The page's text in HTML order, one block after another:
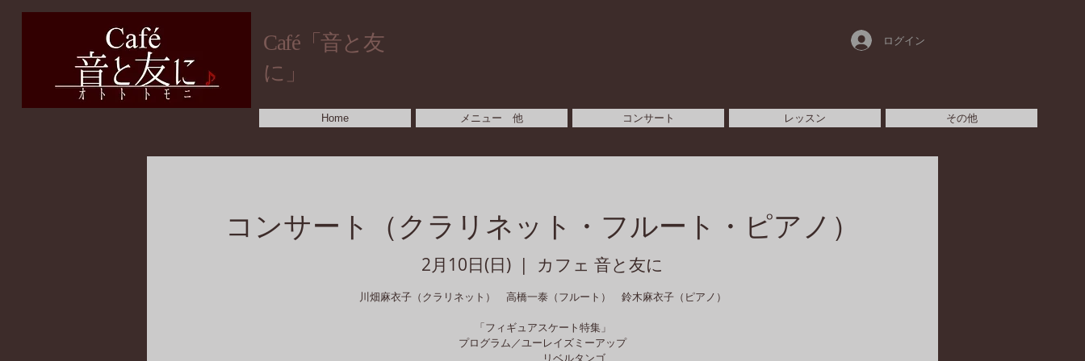
​Café「音と友
に」
ログイン
Home メニュー 他 コンサート レッスン その他
コンサート（クラリネット・フルート・ピアノ）
2月10日(日)
  |
カフェ 音と友に
川畑麻衣子（クラリネット） 高橋一泰（フルート） 鈴木麻衣子（ピアノ）
「フィギュアスケート特集」
プログラム／ユーレイズミーアップ
リベルタンゴ